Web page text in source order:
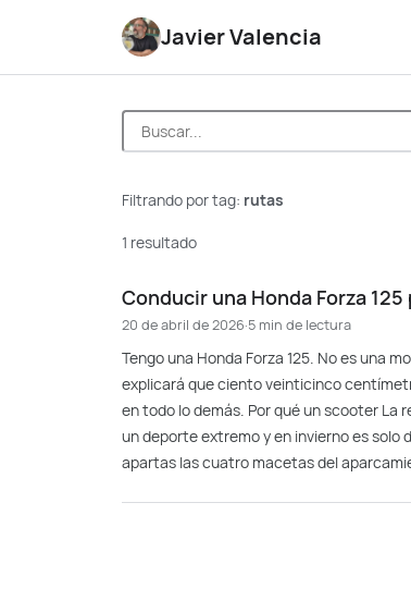
Javier Valencia
Filtrando por tag: rutas
1 resultado
Conducir una Honda Forza
20 de abril de 2026·5 min de lectura
Tengo una Honda Forza 125. No es una
explicará que ciento veinticinco
en todo lo demás. Por qué un scooter La
un deporte extremo y en invierno es solo
apartas las cuatro macetas del